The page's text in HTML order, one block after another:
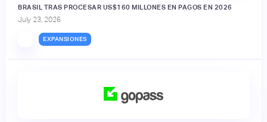
BRASIL TRAS PROCESAR US$160 MILLONES EN PAGOS EN 2026
July 23, 2026
EXPANSIONES